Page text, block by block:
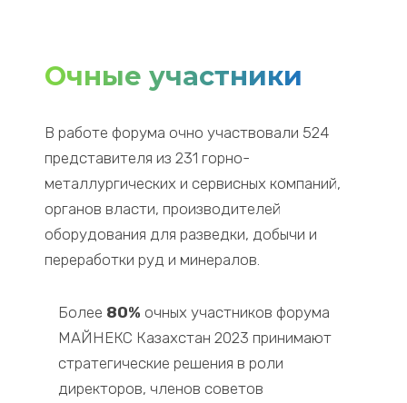
Очные участники
В работе форума очно участвовали 524
представителя из231 горно-
металлургических и сервисных компаний,
органов власти, производителей
оборудования для разведки, добычи и
переработки руд и минералов.
Более 80% очных участников форума
МАЙНЕКС Казахстан 2023 принимают
стратегические решения в роли
директоров, членов советов